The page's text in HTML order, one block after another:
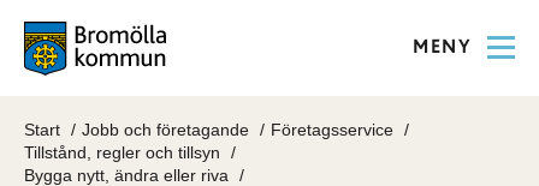
MENY
Start Jobb och företagande
Företagsservice
Tillstånd, regler och tillsyn
Bygga nytt, ändra eller riva